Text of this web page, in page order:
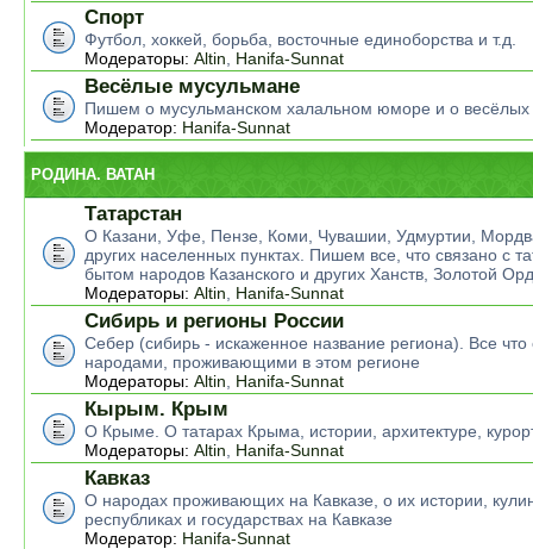
Спорт
Футбол, хоккей, борьба, восточные единоборства и т.д.
Модераторы: Altin Hanifa-Sunnat
Весёлые мусульмане
Пишем о мусульманском халальном юморе и о весёлых
Модератор: Hanifa-Sunnat
РОДИНА. ВАТАН
Татарстан
О Казани, Уфе, Пензе, Коми, Чувашии, Удмуртии,
других населенных пунктах. Пишем все, что связано с
бытом народов Казанского и других Ханств, Золотой
Модераторы: Altin Hanifa-Sunnat
Сибирь и регионы России
Себер (сибирь - искаженное название региона). Все что
народами, проживающими в этом регионе
Модераторы: Altin Hanifa-Sunnat
Кырым. Крым
О Крыме. О татарах Крыма, истории, архитектуре,
Модераторы: Altin Hanifa-Sunnat
Кавказ
О народах проживающих на Кавказе, о их истории,
республиках и государствах на Кавказе
Модератор: Hanifa-Sunnat